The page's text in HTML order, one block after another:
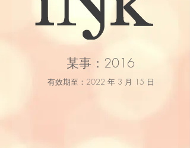
某事：2016
有效期至：2022 年 3 月 15 日